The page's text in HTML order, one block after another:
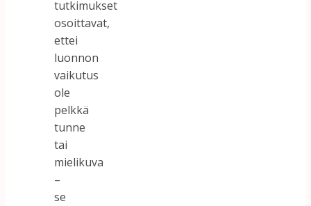
tutkimukset
osoittavat,
ettei
luonnon
vaikutus
ole
pelkkä
tunne
tai
mielikuva
–
se